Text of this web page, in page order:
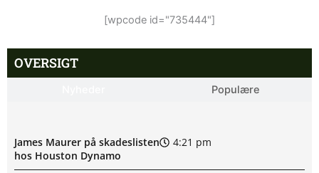
[wpcode id="735444"]
OVERSIGT
Populære
James Maurer på skadeslisten
hos Houston Dynamo
4:21 pm